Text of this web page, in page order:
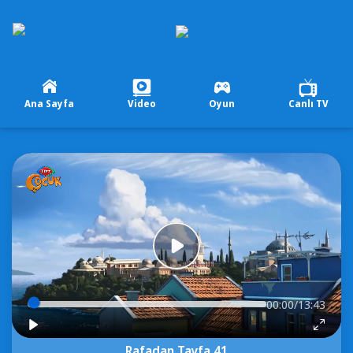
Ana Sayfa Video Oyun Canlı TV
00:00/13:43